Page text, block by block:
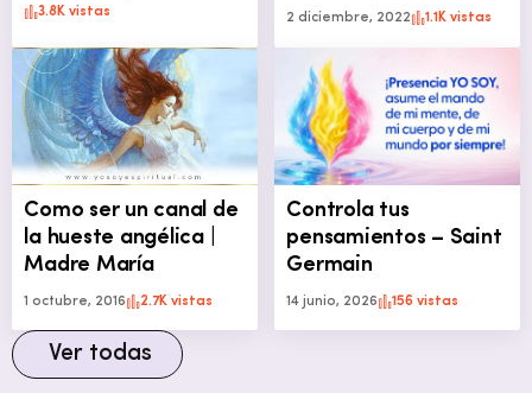
3.8K vistas
2 diciembre, 2022 1.1K vistas
Como ser un canal de
la hueste angélica |
Madre María
1 octubre, 2016 2.7K vistas
Controla tus
pensamientos – Saint
Germain
14 junio, 2026 156 vistas
Ver todas